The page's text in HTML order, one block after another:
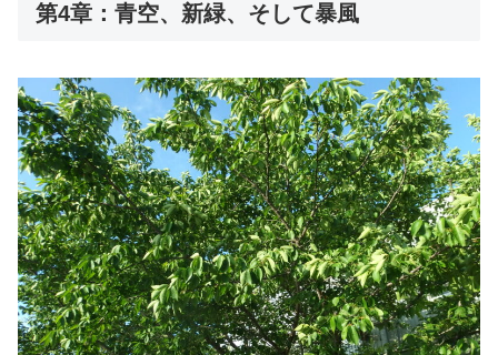
第4章：青空、新緑、そして暴風